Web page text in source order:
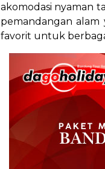
akomodasi nyaman
pemandangan alam
favorit untuk